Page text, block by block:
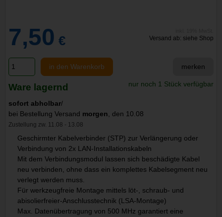
7,50 € Versand ab: siehe Shop
in den Warenkorb merken
Ware lagernd nur noch 1 Stück verfügbar
sofort abholbar/
bei Bestellung Versand morgen, den 10.08
Zustellung zw. 11.08 - 13.08
Geschirmter Kabelverbinder (STP) zur Verlängerung oder
Verbindung von 2x LAN-Installationskabeln
Mit dem Verbindungsmodul lassen sich beschädigte Kabel
neu verbinden, ohne dass ein komplettes Kabelsegment neu
verlegt werden muss.
Für werkzeugfreie Montage mittels löt-, schraub- und
abisolierfreier-Anschlusstechnik (LSA-Montage)
Max. Datenübertragung von 500 MHz garantiert eine